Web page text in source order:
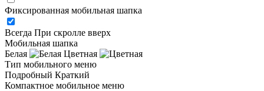
Фиксированная мобильная шапка
Всегда При скролле вверх
Мобильная шапка
Белая
Цветная
Тип мобильного меню
Подробный Краткий
Компактное мобильное меню